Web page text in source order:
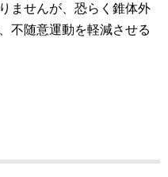
ませんが、恐らく錐体外
不随意運動を軽減させる